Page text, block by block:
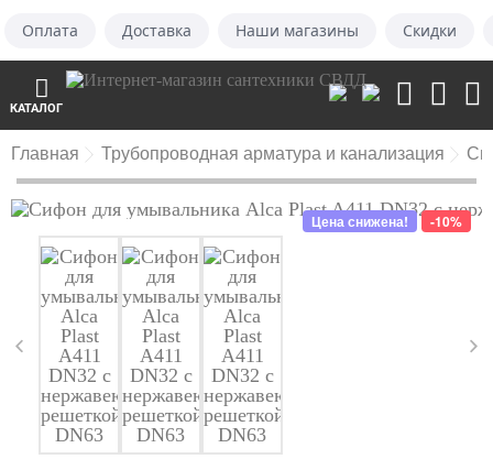
Оплата Доставка Наши магазины Скидки
КАТАЛОГ
Главная Трубопроводная арматура и канализация
Цена снижена! -10%